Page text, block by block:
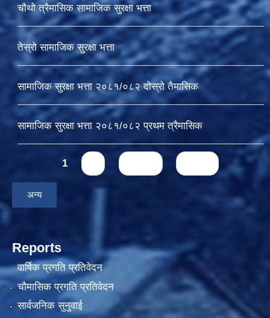
चौथो त्रैमासिक सामाजिक सुरक्षा भत्ता
तेस्रो सामाजिक सुरक्षा भत्ता
सामाजिक सुरक्षा भत्ता २०८१/०८२ दोस्रो तैमासिक
सामाजिक सुरक्षा भत्ता २०८१/०८२ प्रथम त्रैमासिक
Pages1
अन्य
Reports
वार्षिक प्रगति प्रतिवेदन
चौमासिक प्रगति प्रतिवेदन
सार्वजनिक सुनुवाई